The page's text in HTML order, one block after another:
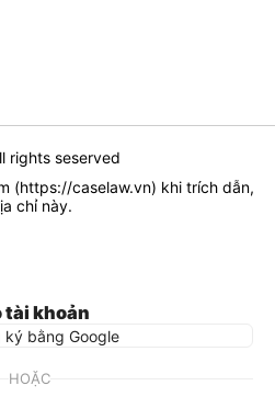
rights seserved
(https://caselaw.vn) khi trích dẫn,
chỉ này.
tài khoản
bằng Google
HOẶC